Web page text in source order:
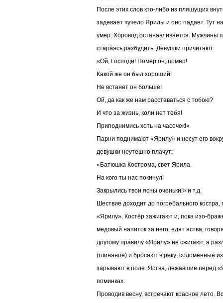
После этих слов кто-либо из пляшущих
задевает чучело Ярилы и оно падает. Тут
умер. Хоровод останавливается. Мужчины
стараясь разбудить. Девушки причитают:
«Ой, Господи! Помер он, помер!
Какой же он был хороший!
Не встанет он больше!
Ой, да как же нам расставаться с тобою?
И что за жизнь, коли нет тебя!
Приподнимись хоть на часочек!»
Парни поднимают «Ярилу» и несут его
девушки неутешно плачут:
«Батюшка Кострома, свет Ярила,
На кого ты нас покинул!
Закрылись твои ясны оченьки!» и т.д.
Шествие доходит до погребального костра,
«Ярилу». Костёр зажигают и, пока изо-
медовый напиток за него, едят яства,
другому правилу «Ярилу» не сжигают, а
(глиняное) и бросают в реку; соломенные
зарывают в поле. Яства, лежавшие перед
поминках.
Проводив весну, встречают красное лето.